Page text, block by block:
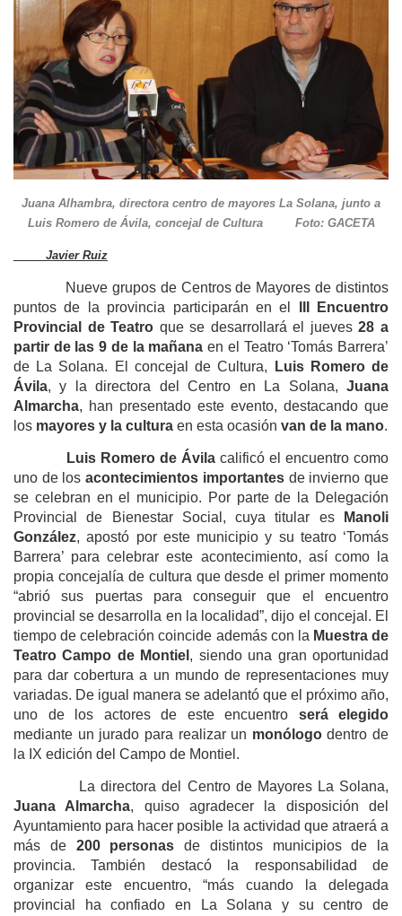
Juana Alhambra, directora centro de mayores La Solana, junto a
Luis Romero de Ávila, concejal de Cultura Foto: GACETA
Javier Ruiz
Nueve grupos de Centros de Mayores de distintos
puntos de la provincia participarán en el
III Encuentro
Provincial de Teatro que se desarrollará el jueves28 a
partir de las 9 de la mañana en el Teatro ‘Tomás Barrera’
de La Solana. El concejal de Cultura,
Luis Romero de
Ávila, y la directora del Centro en La Solana, Juana
Almarcha, han presentado este evento, destacando que
los mayores y la cultura en esta ocasión van de la mano.
Luis Romero de Ávila calificó el encuentro como
uno de losacontecimientos importantesde invierno que
se celebran en el municipio. Por parte de la Delegación
Provincial de Bienestar Social, cuya titular es
Manoli
González, apostó por este municipio y su teatro ‘Tomás
Barrera’ para celebrar este acontecimiento, así como la
propia concejalía de cultura que desde el primer momento
“abrió sus puertas para conseguir que el encuentro
provincial se desarrolla en la localidad”, dijo el concejal. El
tiempo de celebración coincide además con la Muestra de
Teatro Campo de Montiel , siendo una gran oportunidad
para dar cobertura a un mundo de representaciones muy
variadas. De igual manera se adelantó que el próximo año,
uno de los actores de este encuentro será elegido
mediante un jurado para realizar un monólogodentro de
la IX edición del Campo de Montiel.
La directora del Centro de Mayores La Solana,
Juana Almarcha, quiso agradecer la disposición del
Ayuntamiento para hacer posible la actividad que atraerá a
más de 200 personas de distintos municipios de la
provincia. También destacó la responsabilidad de
organizar este encuentro, “más cuando la delegada
provincial ha confiado en La Solana y su centro de